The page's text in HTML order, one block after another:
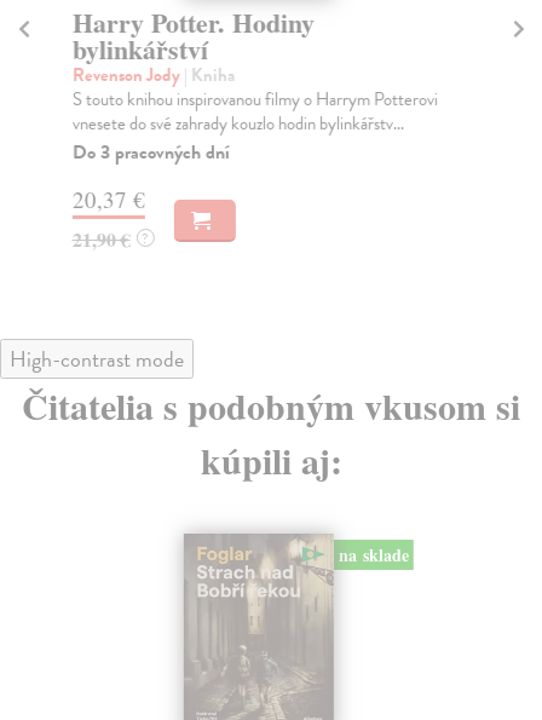
Harry Potter. Hodiny
bylinkářství
Revenson Jody| Kniha
S touto knihou inspirovanou filmy o Harrym Potterovi
vnesete do své zahrady kouzlo hodin bylinkářstv...
Do 3 pracovných dní
20,37 €
21,90 € ?
High-contrast mode
Čitatelia s podobným vkusom si
kúpili aj:
na sklade